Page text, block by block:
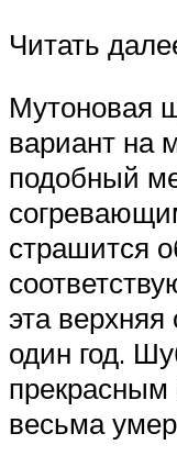
Читать
Мутоновая
вариант на
подобный
страшится
эта
один год.
прекрасным
весьма